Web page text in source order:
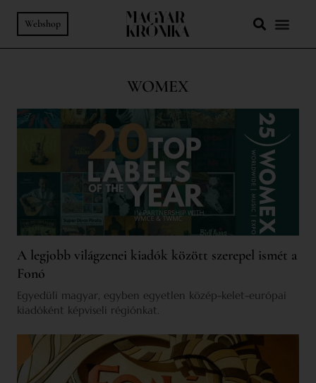
Webshop
WOMEX
A legjobb világzenei kiadók között szerepel ismét a
Fonó
Egyedüli magyar, egyben egyetlen közép-kelet-európai
kiadóként képviseli régiónkat.